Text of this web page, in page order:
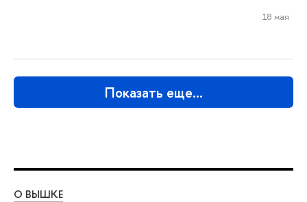
18 мая
Показать еще…
О ВЫШКЕ